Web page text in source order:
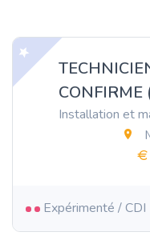
CONFIRME
Installation et
Expérimenté / CDI